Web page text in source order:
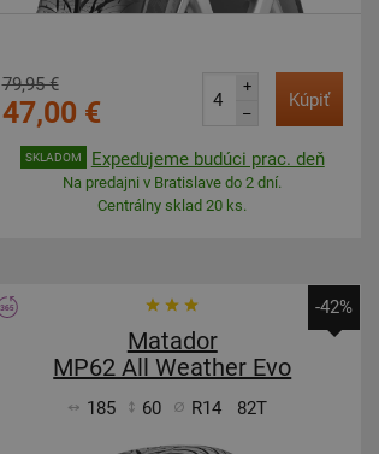
79,95 €
47,00 €
+
–
Kúpiť
SKLADOM Expedujeme budúci prac. deň
Na predajni v Bratislave do 2 dní.
Centrálny sklad 20 ks.
-42%
Matador
MP62 All Weather Evo
185 60 R14 82T